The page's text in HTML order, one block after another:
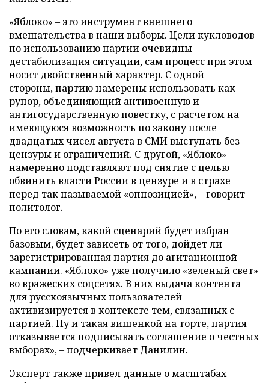
«Яблоко» – это инструмент внешнего
вмешательства в наши выборы. Цели кукловодов
по использованию партии очевидны –
дестабилизация ситуации, сам процесс при этом
носит двойственный характер. С одной
стороны, партию намерены использовать как
рупор, объединяющий антивоенную и
антигосударственную повестку, с расчетом на
имеющуюся возможность по закону после
двадцатых чисел августа в СМИ выступать без
цензуры и ограничений. С другой, «Яблоко»
намеренно подставляют под снятие с целью
обвинить власти России в цензуре и в страхе
перед так называемой «оппозицией», – говорит
политолог.
По его словам, какой сценарий будет избран
базовым, будет зависеть от того, дойдет ли
зарегистрированная партия до агитационной
кампании. «Яблоко» уже получило «зеленый свет»
во вражеских соцсетях. В них выдача контента
для русскоязычных пользователей
активизируется в контексте тем, связанных с
партией. Ну и такая вишенкой на торте, партия
отказывается подписывать соглашение о честных
выборах», – подчеркивает Данилин.
Эксперт также привел данные о масштабах